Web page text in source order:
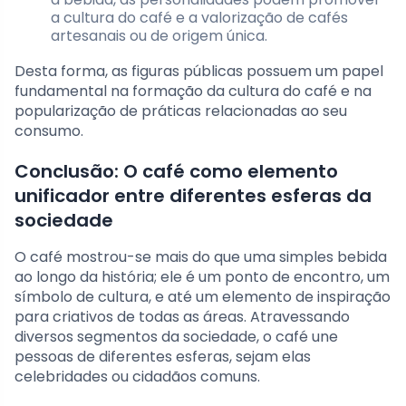
a cultura do café e a valorização de cafés
artesanais ou de origem única.
Desta forma, as figuras públicas possuem um papel
fundamental na formação da cultura do café e na
popularização de práticas relacionadas ao seu
consumo.
Conclusão: O café como elemento
unificador entre diferentes esferas da
sociedade
O café mostrou-se mais do que uma simples bebida
ao longo da história; ele é um ponto de encontro, um
símbolo de cultura, e até um elemento de inspiração
para criativos de todas as áreas. Atravessando
diversos segmentos da sociedade, o café une
pessoas de diferentes esferas, sejam elas
celebridades ou cidadãos comuns.